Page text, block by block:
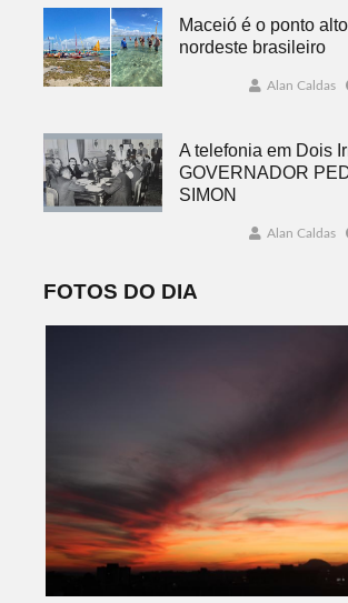
Maceió é o ponto
nordeste brasileiro
Alan Caldas
A telefonia em Dois
GOVERNADOR
SIMON
Alan Caldas
FOTOS DO DIA